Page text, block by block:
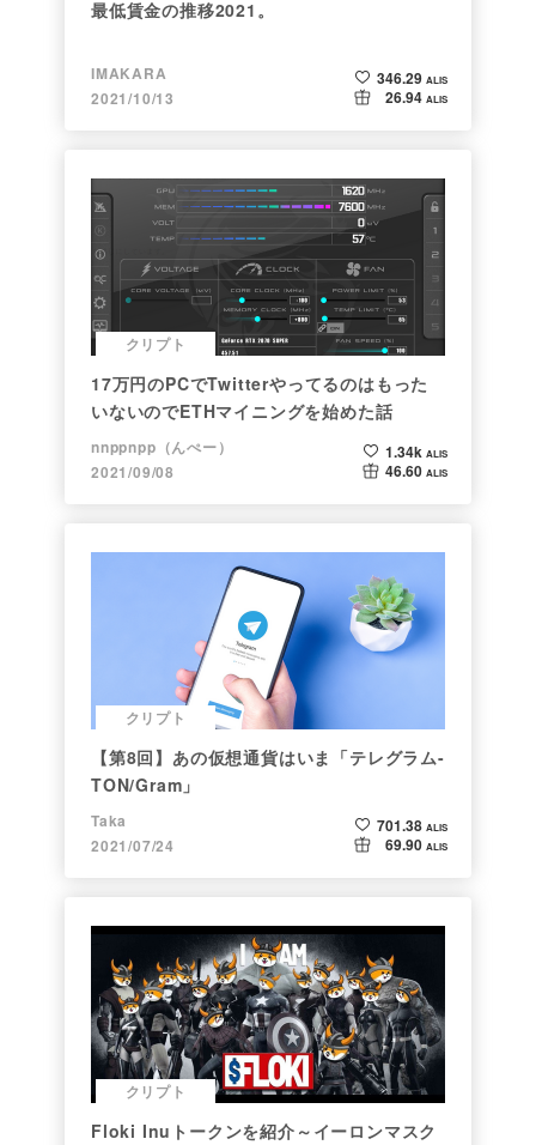
最低賃金の推移2021。
IMAKARA
2021/10/13
346.29 ALIS
26.94 ALIS
クリプト
17万円のPCでTwitterやってるのはもった
いないのでETHマイニングを始めた話
nnppnpp（んぺー）
2021/09/08
1.34k ALIS
46.60 ALIS
クリプト
【第8回】あの仮想通貨はいま「テレグラム-
TON/Gram」
Taka
2021/07/24
701.38 ALIS
69.90 ALIS
クリプト
Floki Inuトークンを紹介～イーロンマスク